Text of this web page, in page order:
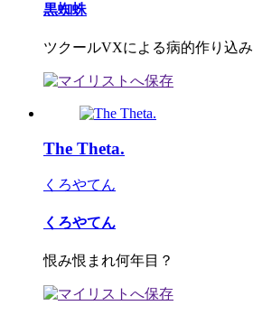
黒蜘蛛
ツクールVXによる病的作り込み
The Theta.
くろやてん
くろやてん
恨み恨まれ何年目？